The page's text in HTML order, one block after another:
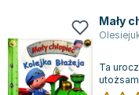
Mały
Ta
Na jej